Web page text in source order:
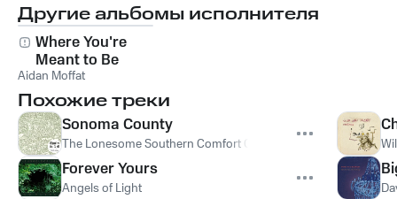
Другие альбомы исполнителя
Where You're
Meant to Be
Aidan Moffat
Похожие треки
Sonoma County
The Lonesome Southern Comfort Company
Forever Yours
Angels of Light